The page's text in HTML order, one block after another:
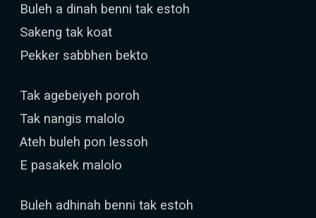
Buleh a dinah benni tak estoh
Sakeng tak koat
Pekker sabbhen bekto
Tak agebeiyeh poroh
Tak nangis malolo
Ateh buleh pon lessoh
E pasakek malolo
Buleh adhinah benni tak estoh